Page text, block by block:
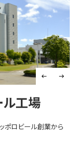
工場
ポロビール創業から